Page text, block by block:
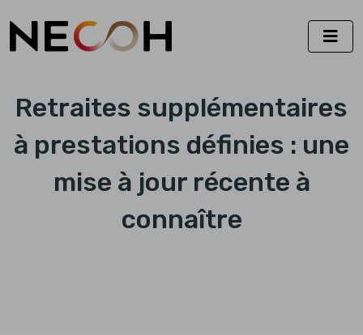
Retraites supplémentaires
à prestations définies : une
mise à jour récente à
connaître